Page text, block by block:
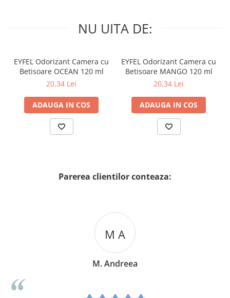
NU UITA DE:
EYFEL Odorizant Camera cu
Betisoare OCEAN 120 ml
20,34 Lei
ADAUGA IN COS
EYFEL Odorizant Camera cu
Betisoare MANGO 120 ml
20,34 Lei
ADAUGA IN COS
Parerea clientilor conteaza:
M A
M. Andreea